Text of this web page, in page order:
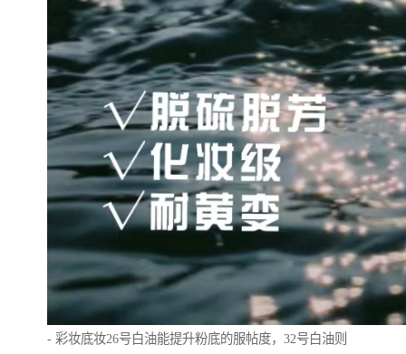
- 彩妆底妆26号白油能提升粉底的服帖度，32号白油则